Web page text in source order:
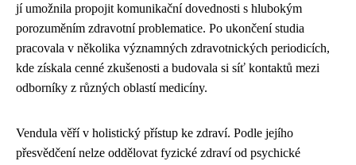
jí umožnila propojit komunikační dovednosti s hlubokým
porozuměním zdravotní problematice. Po ukončení studia
pracovala v několika významných zdravotnických periodicích,
kde získala cenné zkušenosti a budovala si síť kontaktů mezi
odborníky z různých oblastí medicíny.
Vendula věří v holistický přístup ke zdraví. Podle jejího
přesvědčení nelze oddělovat fyzické zdraví od psychické